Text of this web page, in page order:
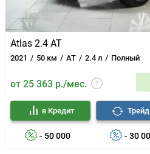
Atlas 2.4 AT
2021 50 км AT 2.4 л Полный
от 25 363 р./мес.
- 50 000
в Кредит
- 30